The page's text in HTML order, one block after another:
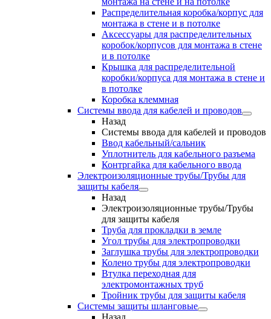
Распределительная коробка/корпус для
монтажа в стене и в потолке
Аксессуары для распределительных
коробок/корпусов для монтажа в стене
и в потолке
Крышка для распределительной
коробки/корпуса для монтажа в стене и
в потолке
Коробка клеммная
Системы ввода для кабелей и проводов
Назад
Системы ввода для кабелей и проводов
Ввод кабельный/сальник
Уплотнитель для кабельного разъема
Контргайка для кабельного ввода
Электроизоляционные трубы/Трубы для
защиты кабеля
Назад
Электроизоляционные трубы/Трубы
для защиты кабеля
Труба для прокладки в земле
Угол трубы для электропроводки
Заглушка трубы для электропроводки
Колено трубы для электропроводки
Втулка переходная для
электромонтажных труб
Тройник трубы для защиты кабеля
Системы защиты шланговые
Назад